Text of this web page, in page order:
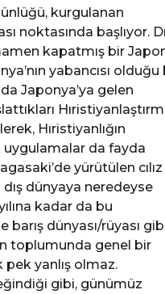
kurgulanan
noktasında başlıyor.
kapatmış bir
yabancısı olduğu
Japonya’ya gelen
Hıristiyanlığın
uygulamalar da fayda
yürütülen cılız
dış dünyaya neredeyse
kadar da bu
barış dünyası/rüyası
toplumunda genel bir
yanlış olmaz.
gibi, günümüz